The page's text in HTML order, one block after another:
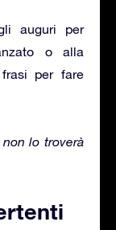
auguri per
o alla
per fare
lo troverà